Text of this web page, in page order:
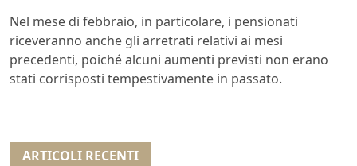
Nel mese di febbraio, in particolare, i pensionati
riceveranno anche gli arretrati relativi ai mesi
precedenti, poiché alcuni aumenti previsti non erano
stati corrisposti tempestivamente in passato.
ARTICOLI RECENTI